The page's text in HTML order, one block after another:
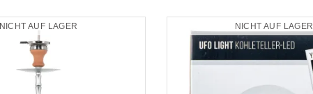
NICHT AUF LAGER NICHT AUF LAGER